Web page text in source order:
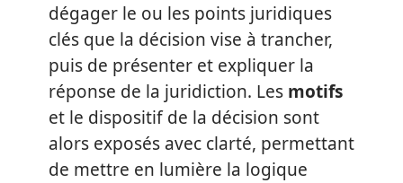
dégager le ou les points juridiques
clés que la décision vise à trancher,
puis de présenter et expliquer la
réponse de la juridiction. Les motifs
et le dispositif de la décision sont
alors exposés avec clarté, permettant
de mettre en lumière la logique